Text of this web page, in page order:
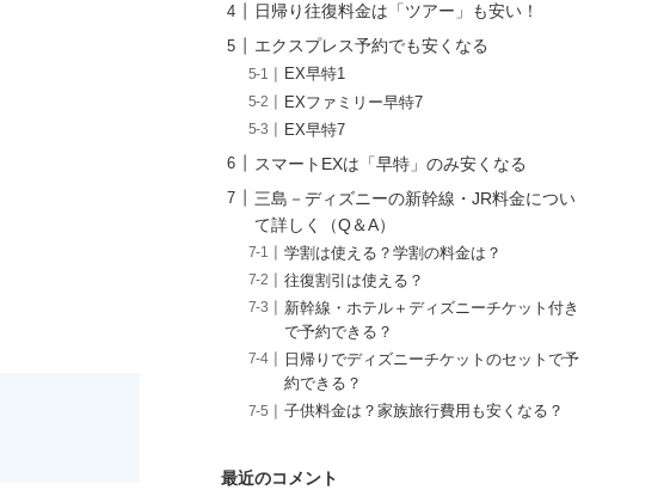
日帰り往復料金は「ツアー」も安い！
エクスプレス予約でも安くなる
EX早特1
EXファミリー早特7
EX早特7
スマートEXは「早特」のみ安くなる
三島－ディズニーの新幹線・JR料金につい
て詳しく（Q＆A）
学割は使える？学割の料金は？
往復割引は使える？
新幹線・ホテル＋ディズニーチケット付き
で予約できる？
日帰りでディズニーチケットのセットで予
約できる？
子供料金は？家族旅行費用も安くなる？
最近のコメント